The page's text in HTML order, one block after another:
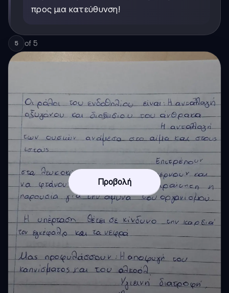
προς μια κατεύθυνση!
5 of 5
Προβολή